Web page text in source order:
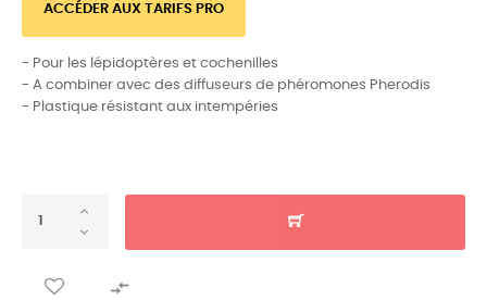
ACCÉDER AUX TARIFS PRO
- Pour les lépidoptères et cochenilles
- A combiner avec des diffuseurs de phéromones Pherodis
- Plastique résistant aux intempéries
